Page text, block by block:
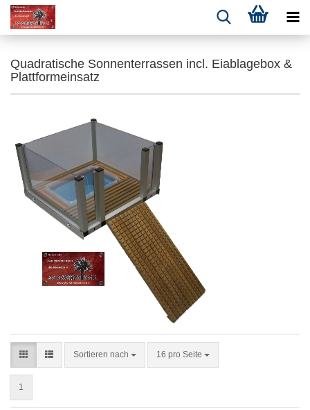
Quadratische Sonnenterrassen incl. Eiablagebox &
Plattformeinsatz
Sortieren nach
Sortieren nach 16 pro Seite
pro Seite
1